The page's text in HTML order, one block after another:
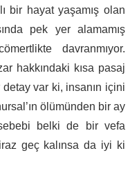
bir hayat yaşamış olan
pek yer alamamış
davranmıyor.
hakkındaki kısa pasaj
detay var ki, insanın içini
ölümünden bir ay
sebebi belki de bir vefa
geç kalınsa da iyi ki